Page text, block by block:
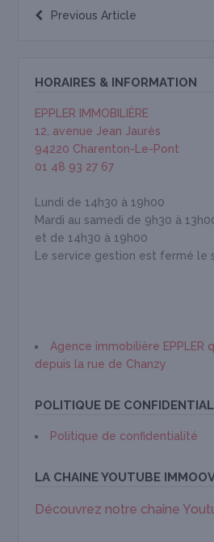
Previous Article
HORAIRES & INFORMATION
EPPLER IMMOBILIÈRE
12, avenue Jean Jaurès
94220 Charenton-Le-Pont
01 48 93 27 67
Lundi de 14h30 à 19h00
Mardi au samedi de 9h30 à
et de 14h30 à 19h00
Le service gestion est fermé le
Agence immobilière EPPLER
depuis la rue de Chanzy
POLITIQUE DE
Politique de confidentialité
LA CHAINE YOUTUBE
Découvrez notre chaîne